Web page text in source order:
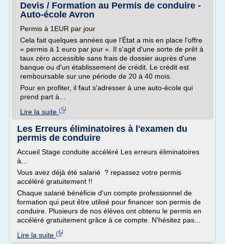
Devis / Formation au Permis de conduire -
Auto-école Avron
Permis à 1EUR par jour
Cela fait quelques années que l'État a mis en place l'offre
« permis à 1 euro par jour ». Il s'agit d'une sorte de prêt à
taux zéro accessible sans frais de dossier auprès d'une
banque ou d'un établissement de crédit. Le crédit est
remboursable sur une période de 20 à 40 mois.
Pour en profiter, il faut s'adresser à une auto-école qui
prend part à...
Lire la suite
Les Erreurs éliminatoires à l'examen du
permis de conduire
Accueil Stage conduite accéléré Les erreurs éliminatoires
à...
Vous avez déjà été salarié ? repassez votre permis
accéléré gratuitement !!
Chaque salarié bénéficie d'un compte professionnel de
formation qui peut être utilisé pour financer son permis de
conduire. Plusieurs de nos élèves ont obtenu le permis en
accéléré gratuitement grâce à ce compte. N'hésitez pas...
Lire la suite